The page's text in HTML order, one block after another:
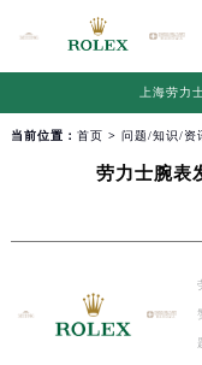
上海劳力
当前位置： 首页 > 问题/知识/资
劳力士腕表